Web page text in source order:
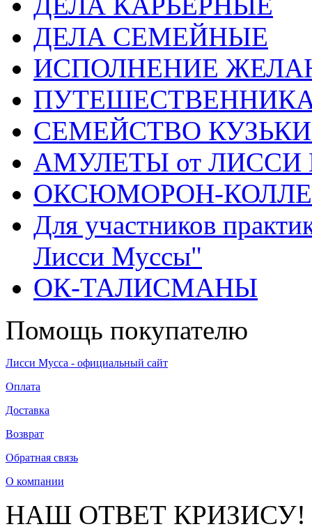
ДЕЛА СЕМЕЙНЫЕ
ИСПОЛНЕНИЕ
СЕМЕЙСТВО
АМУЛЕТЫ от
ОКСЮМОРОН-
Для участников
Лисси Муссы"
ОК-ТАЛИСМАНЫ
Помощь покупателю
Лисси Мусса - официальный сайт
Оплата
Доставка
Возврат
Обратная связь
О компании
НАШ ОТВЕТ КРИЗИСУ!